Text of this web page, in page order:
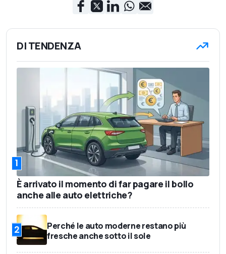
DI TENDENZA
1
È arrivato il momento di far pagare il bollo
anche alle auto elettriche?
2
Perché le auto moderne restano più
fresche anche sotto il sole